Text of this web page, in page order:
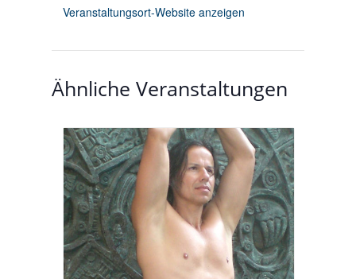
Veranstaltungsort-Website anzeigen
Ähnliche Veranstaltungen